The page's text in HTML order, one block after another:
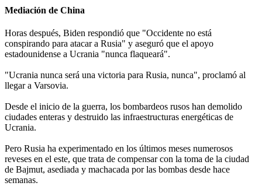
Mediación de China
Horas después, Biden respondió que "Occidente no está
conspirando para atacar a Rusia" y aseguró que el apoyo
estadounidense a Ucrania "nunca flaqueará".
"Ucrania nunca será una victoria para Rusia, nunca", proclamó al
llegar a Varsovia.
Desde el inicio de la guerra, los bombardeos rusos han demolido
ciudades enteras y destruido las infraestructuras energéticas de
Ucrania.
Pero Rusia ha experimentado en los últimos meses numerosos
reveses en el este, que trata de compensar con la toma de la ciudad
de Bajmut, asediada y machacada por las bombas desde hace
semanas.